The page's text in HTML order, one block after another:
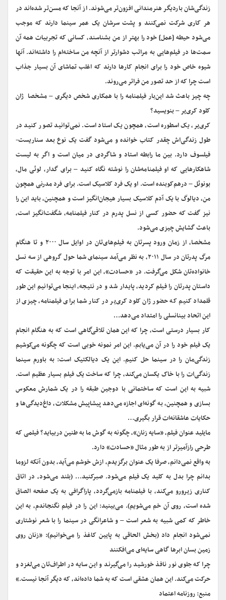
زندگی‌شان باردیگر هنرمندانی افزون‌تر می‌شوند. از آنجا که مسن‌تر شده‌اند در
هر کاری شرکت نمی‌کنند و پشت سرشان یک عمر سینما دارند که موجب
می‌شود حیطه [عمل] خود را بهتر از من بشناسند، کسانی که تجربیات همه آن
سمت‌ها در فیلم‌هایی به مراتب دشوارتر از آنچه من ساخته‌ام را داشته‌اند. آنها
شیوه خاص خود را برای انجام کارها دارند که اغلب تماشای آن بسیار جذاب
است چرا که از حد تصور من فراتر می‌روند.
چه چیز باعث شد این‌بار فیلمنامه را با همکاری شخص دیگری – مشخصا ژان
کلود کری‌یر – بنویسید؟
کری‌یر، یک اسطوره است، همچون یک استاد است. نمی‌توانید تصور کنید در
طول زندگی‌اش چقدر کتاب خوانده و می‌شود گفت یک نوع بعد سناریست-
فیلسوف دارد. بین ما رابطه استاد و شاگردی در میان است و اگر به لیست
شاهکارهایی که او فیلمنامه‌شان را نوشته نگاه کنید – برای گدار، لوئی مال،
بونوئل – درهم‌کوبنده است. او یک فرد کلاسیک است. برای فرد مدرنی همچون
من، دیالوگ با یک آدم کلاسیک بسیار هیجان‌انگیز است و همچنین، باید این را
نیز گفت که حضور کسی از نسل پدرم در کنار فیلمنامه، شگفت‌انگیز است،
باعث گشایش چیزی می‌شود.
مشخصا، از زمان ورود پسرتان به فیلم‌های‌تان در اوایل سال ۲۰۰۰‌ و تا هنگام
مرگ پدرتان در سال ۲۰۱۱، به نظر می‌آمد سینمای شما حول گروهی از سه نسل
خانواده‌تان شکل می‌گرفت. در «حسادت»، این امر با توجه به این حقیقت که
داستان پدرتان را فیلم کردید، پایدار شد و در نتیجه، اینجا می‌توانیم این طور
قلمداد کنیم که حضور ژان کلود کری‌یر در کنار شما برای فیلمنامه، چیزی از
این اتحاد بینانسلی را امتداد می‌دهد…
کار بسیار درستی است، چرا که این همان تلاقی‌گاهی است که به هنگام انجام
یک فیلم خود را در آن می‌یابم. این امر نمونه خوبی است که چگونه می‌کوشیم
زندگی‌مان را در سینما حل کنیم. این یک دیالکتیک است: به باورم سینما
زندگی‌ات را با خاک یکسان می‌کند، چرا که ساخت یک فیلم بسیار عظیم است.
شبیه به این است که ساختمانی با دوجین طبقه را در یک شمارش معکوس
بسازی و همچنین، به گونه‌ای اجازه می‌دهد پیشاپیش مشکلات، داغ‌دیدگی‌ها و
حکایات عاشقانه‌ات قرار بگیری…
مایلید عنوان فیلم، «سایه زنان»، چگونه به گوش ما به طنین دربیاید؟ فیلمی که
طرحی رازآمیزتر از به طور مثال «حسادت» دارد.
به واقع نمی‌دانم، صرفا یک عنوان برگزیدم، ازش خوشم می‌آید، بدون آنکه لزوما
بدانم چرا بدل به کلید یک فیلم می‌شود. صبرکنید… (بلند می‌شود، در اتاق
کناری زیرورو می‌کند، با فیلمنامه بازمی‌گردد، پاراگرافی به یک صفحه الصاق
شده است، روی آن خم می‌شویم). می‌بینید: این را در فیلم نگنجاندم، به این
خاطر که کمی شبیه به شعر است – و شاعرانگی در سینما را با شعر نوشتاری
نمی‌شود انجام داد (بخش الحاقی به پایین کاغذ را می‌خوانیم): «زنان روی
زمین بسان ابرها گاهی سایه‌ای می‌افکنند
چرا که جلوی نور نافذ خورشید را می‌گیرند و این سایه در اطراف‌تان می‌لغزد و
حرکت می‌کند. این همان عشقی است که به شما داده‌اند، که دیگر آنجا نیست.»
منبع: روزنامه اعتماد